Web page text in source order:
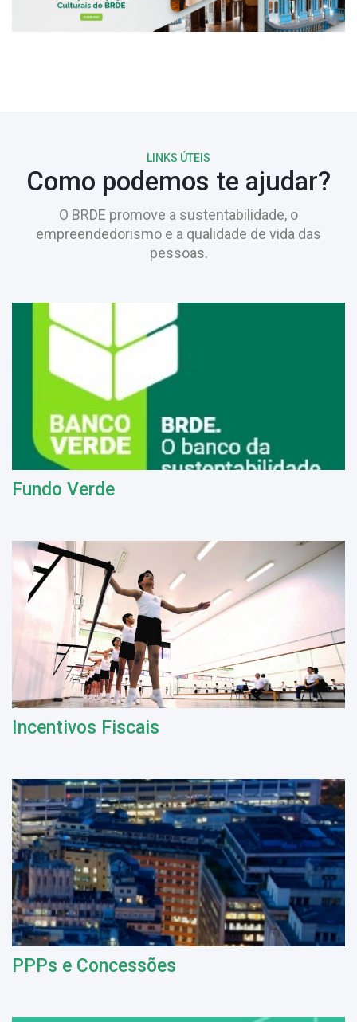
LINKS ÚTEIS
Como podemos te ajudar?
O BRDE promove a sustentabilidade, o
empreendedorismo e a qualidade de vida das
pessoas.
Fundo Verde
Incentivos Fiscais
PPPs e Concessões